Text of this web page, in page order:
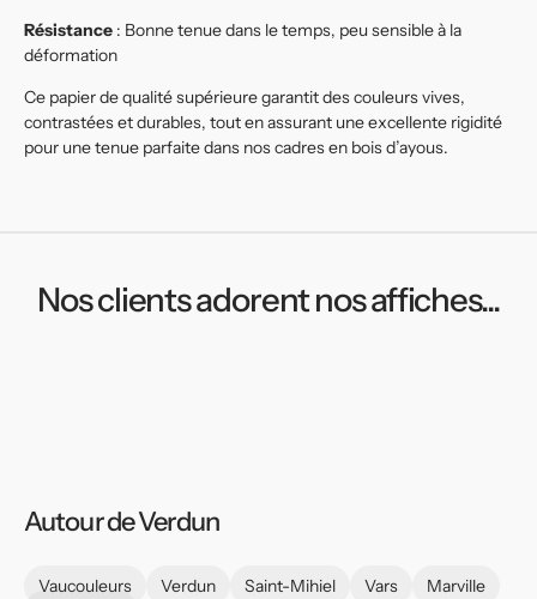
Résistance : Bonne tenue dans le temps, peu sensible à la
déformation
Ce papier de qualité supérieure garantit des couleurs vives,
contrastées et durables, tout en assurant une excellente rigidité
pour une tenue parfaite dans nos cadres en bois d’ayous.
Nos clients adorent nos affiches...
Autour de Verdun
Vaucouleurs Verdun Saint-Mihiel Vars
Marville